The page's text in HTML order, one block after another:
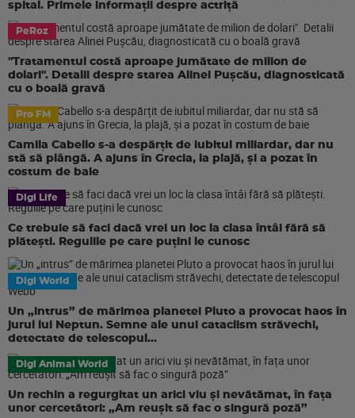
spital. Primele informații despre actriță
PeRoz
"Tratamentul costă aproape jumătate de milion de
dolari". Detalii despre starea Alinei Pușcău, diagnosticată
cu o boală gravă
Pro FM
Camila Cabello s-a despărțit de iubitul miliardar, dar nu
stă să plângă. A ajuns în Grecia, la plajă, și a pozat în
costum de baie
Digi Life
Ce trebuie să faci dacă vrei un loc la clasa întâi fără să
plătești. Regulile pe care puțini le cunosc
Digi World
Un „intrus” de mărimea planetei Pluto a provocat haos în
jurul lui Neptun. Semne ale unui cataclism străvechi,
detectate de telescopul...
Digi Animal World
Un rechin a regurgitat un arici viu și nevătămat, în fața
unor cercetători: „Am reușit să fac o singură poză”